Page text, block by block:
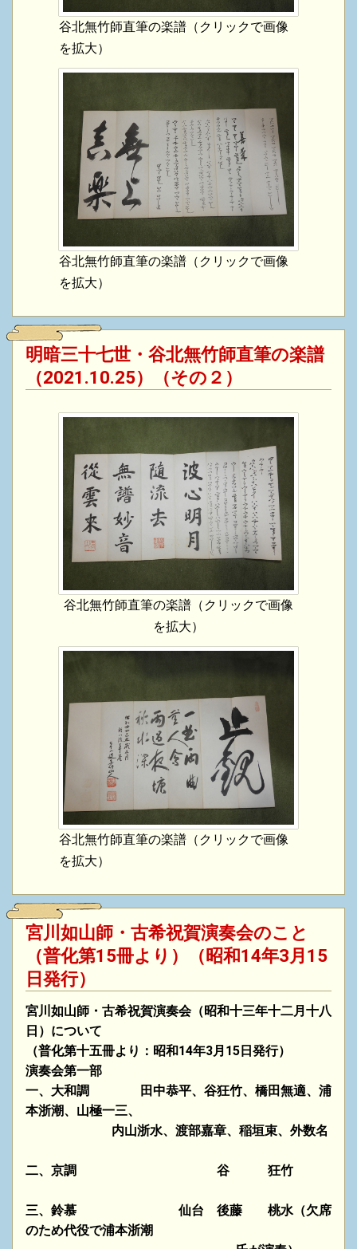
谷北無竹師直筆の楽譜（クリックで画像
を拡大）
谷北無竹師直筆の楽譜（クリックで画像
を拡大）
明暗三十七世・谷北無竹師直筆の楽譜
（2021.10.25）（その２）
谷北無竹師直筆の楽譜（クリックで画像
を拡大）
谷北無竹師直筆の楽譜（クリックで画像
を拡大）
宮川如山師・古希祝賀演奏会のこと
（普化第15冊より）（昭和14年3月15
日発行）
宮川如山師・古希祝賀演奏会（昭和十三年十二月十八
日）について
（普化第十五冊より：昭和14年3月15日発行）
演奏会第一部
一、大和調 田中恭平、谷狂竹、橋田無適、浦
本浙潮、山極一三、
内山浙水、渡部嘉章、稲垣束、外数名
二、京調 谷 狂竹
三、鈴慕 仙台 後藤 桃水（欠席
のため代役で浦本浙潮